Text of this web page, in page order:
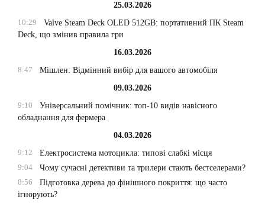
25.03.2026
10:29
Valve Steam Deck OLED 512GB: портативний ПК Steam
Deck, що змінив правила гри
16.03.2026
8:47
Мішлен: Відмінний вибір для вашого автомобіля
09.03.2026
9:10
Універсальний помічник: топ-10 видів навісного
обладнання для фермера
04.03.2026
9:12
Електросистема мотоцикла: типові слабкі місця
9:04
Чому сучасні детективи та трилери стають бестселерами?
8:56
Підготовка дерева до фінішного покриття: що часто
ігнорують?